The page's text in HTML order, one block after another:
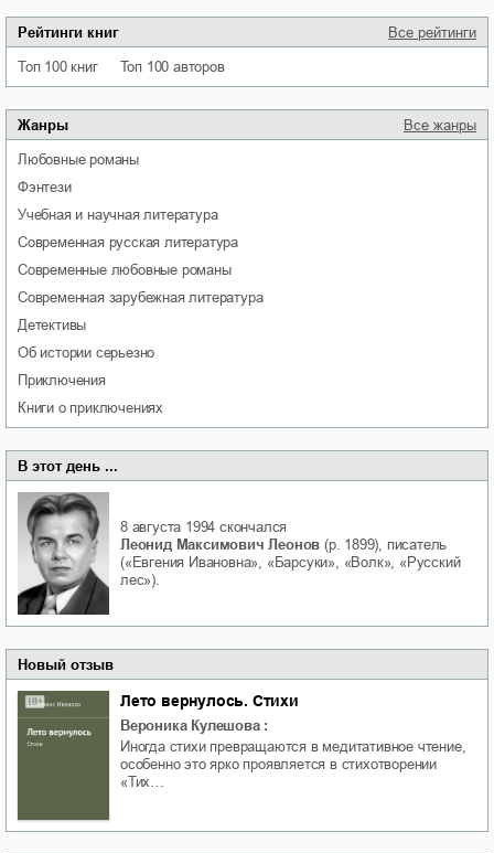
Рейтинги книг Все рейтинги
Топ 100 книг Топ 100 авторов
Жанры Все жанры
любовные романы
фэнтези
учебная и научная литература
современная русская литература
современные любовные романы
современная зарубежная литература
детективы
об истории серьезно
приключения
книги о приключениях
В этот день ...
8 августа 1994 скончался
Леонид Максимович Леонов (р. 1899), писатель
(«Евгения Ивановна», «Барсуки», «Волк», «Русский
лес»).
Новый отзыв
Лето вернулось. Стихи
Вероника Кулешова :
Иногда стихи превращаются в медитативное чтение,
особенно это ярко проявляется в стихотворении
«Тих…